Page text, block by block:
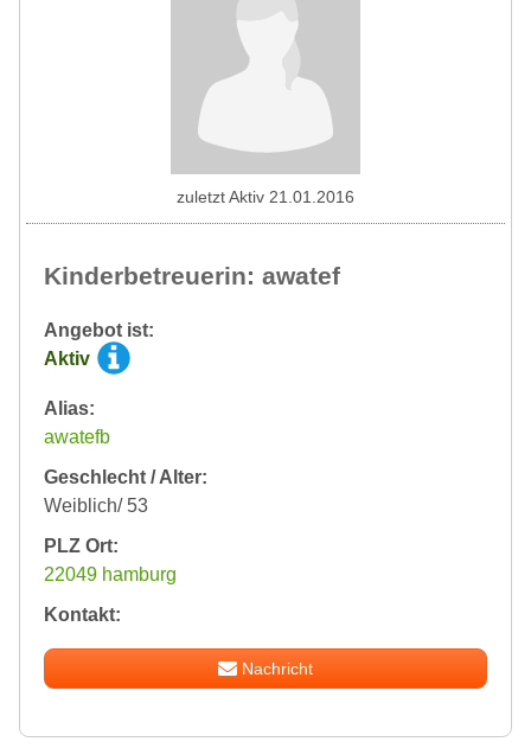
Kinderbetreuerin: awatef
Angebot ist:
Aktiv
Alias:
awatefb
Geschlecht / Alter:
Weiblich/ 53
PLZ Ort:
22049 hamburg
Kontakt:
Nachricht
zuletzt Aktiv 21.01.2016